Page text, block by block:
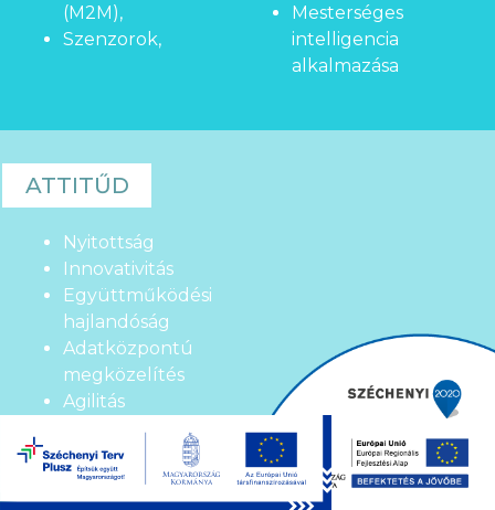
(M2M),
Szenzorok,
Mesterséges
intelligencia
alkalmazása
ATTITŰD
Nyitottság
Innovativitás
Együttműködési
hajlandóság
Adatközpontú
megközelítés
Agilitás
Bevonás, bevonódás